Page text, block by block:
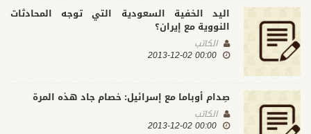
اليد الخفية السعودية التي توجه المحادثات
النووية مع إيران؟
الكاتب
00:00 2013-12-02
صِدام أوباما مع إسرائيل: خصام جاد هذه المرة
الكاتب
00:00 2013-12-02